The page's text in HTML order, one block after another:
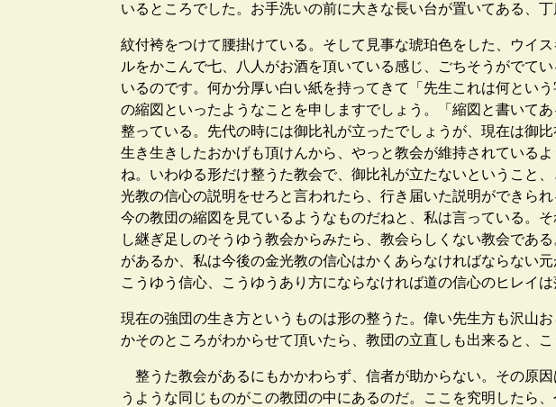
いるところでした。お手洗いの前に大きな長い台が置いてある、
紋付袴をつけて腰掛けている。そして見事な琥珀色をした、ウイ
ルをかこんで七、八人がお酒を頂いている感じ、ごちそうがでて
いるのです。何か分厚い白い紙を持ってきて「先生これは何とい
の縮図といったようなことを申しますでしょう。「縮図と書いて
整っている。先代の時には御比礼が立ったでしょうが、現在は御
生き生きしたおかげも頂けんから、やっと教会が維持されている
ね。いわゆる形だけ整うた教会で、御比礼が立たないということ
光教の信心の説明をせろと言われたら、行き届いた説明ができら
今の教団の縮図を見ているようなものだねと、私は言っている。
し継ぎ足しのそうゆう教会からみたら、教会らしくない教会であ
があるか、私は今後の金光教の信心はかくあらなければならない
こうゆう信心、こうゆうあり方にならなければ道の信心のヒレイ
現在の強団の生き方というものは形の整うた。偉い先生方も沢山
かそのところがわからせて頂いたら、教団の立直しも出来ると、こ
整うた教会があるにもかかわらず、信者が助からない。その原
うような同じものがこの教団の中にあるのだ。ここを究明したら